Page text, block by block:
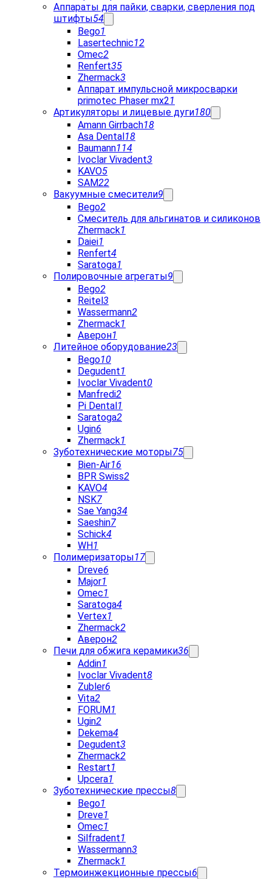
Аппараты для пайки, сварки, сверления под
штифты54
Bego1
Lasertechnic12
Omec2
Renfert35
Zhermack3
Аппарат импульсной микросварки
primotec Phaser mx21
Артикуляторы и лицевые дуги180
Amann Girrbach18
Asa Dental18
Baumann114
Ivoclar Vivadent3
KAVO5
SAM22
Вакуумные смесители9
Bego2
Cмеситель для альгинатов и силиконов
Zhermack1
Daiei1
Renfert4
Saratoga1
Полировочные агрегаты9
Bego2
Reitel3
Wassermann2
Zhermack1
Аверон1
Литейное оборудование23
Bego10
Degudent1
Ivoclar Vivadent0
Manfredi2
Pi Dental1
Saratoga2
Ugin6
Zhermack1
Зуботехнические моторы75
Bien-Air16
BPR Swiss2
KAVO4
NSK7
Sae Yang34
Saeshin7
Schick4
WH1
Полимеризаторы17
Dreve6
Major1
Omec1
Saratoga4
Vertex1
Zhermack2
Аверон2
Печи для обжига керамики36
Addin1
Ivoclar Vivadent8
Zubler6
Vita2
FORUM1
Ugin2
Dekema4
Degudent3
Zhermack2
Restart1
Upcera1
Зуботехнические прессы8
Bego1
Dreve1
Omec1
Silfradent1
Wassermann3
Zhermack1
Термоинжекционные прессы6